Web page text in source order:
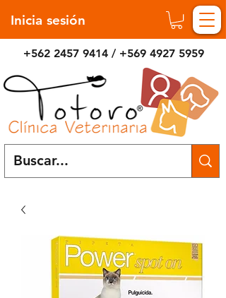
Inicia sesión
+562 2457 9414 / +569 4927 5959